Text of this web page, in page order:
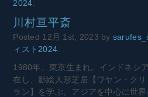
2024.
川村亘平斎
Posted 12月 1st, 2023 by
ィスト2024.
1980年、東京生まれ。インドネシ
在し、影絵人形芝居【ワヤン・ク
ラン】を学ぶ。アジアを中心に世